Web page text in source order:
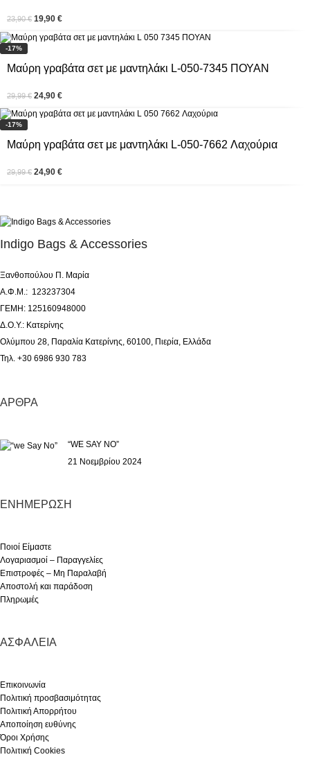
23,90€ 19,90 €
-17%
Μαύρη γραβάτα σετ με μαντηλάκι L-050-7345 ΠΟΥΑΝ
29,99€ 24,90 €
-17%
Μαύρη γραβάτα σετ με μαντηλάκι L-050-7662 Λαχούρια
29,99€ 24,90 €
Indigo Bags & Accessories
Ξανθοπούλου Π. Μαρία
Α.Φ.Μ.: 123237304
ΓΕΜΗ: 125160948000
Δ.Ο.Υ.: Κατερίνης
Ολύμπου 28, Παραλία Κατερίνης, 60100, Πιερία, Ελλάδα
Τηλ. +30 6986 930 783
ΆΡΘΡΑ
“WE SAY NO”
21 Νοεμβρίου 2024
ΕΝΗΜΈΡΩΣΗ
Ποιοί Είμαστε
Λογαριασμοί – Παραγγελίες
Επιστροφές – Μη Παραλαβή
Αποστολή και παράδοση
Πληρωμές
ΑΣΦΆΛΕΙΑ
Επικοινωνία
Πολιτική προσβασιμότητας
Πολιτική Απορρήτου
Αποποίηση ευθύνης
Όροι Χρήσης
Πολιτική Cookies